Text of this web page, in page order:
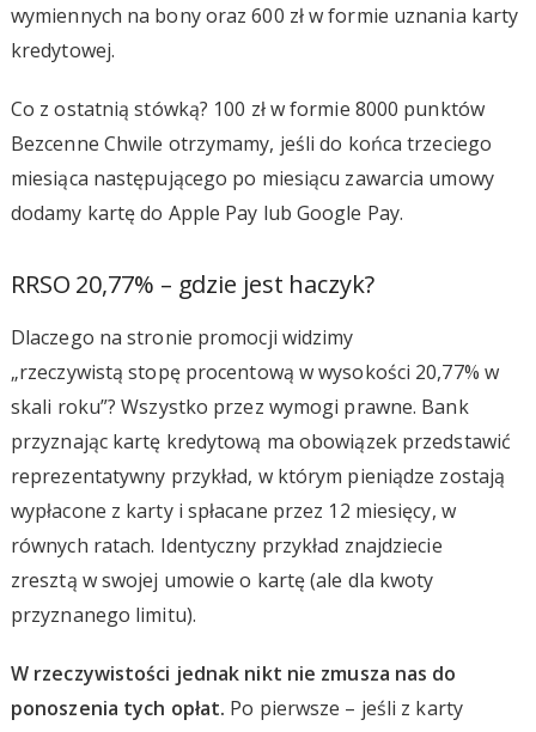
wymiennych na bony oraz 600 zł w formie uznania karty
kredytowej.
Co z ostatnią stówką? 100 zł w formie 8000 punktów
Bezcenne Chwile otrzymamy, jeśli do końca trzeciego
miesiąca następującego po miesiącu zawarcia umowy
dodamy kartę do Apple Pay lub Google Pay.
RRSO 20,77% – gdzie jest haczyk?
Dlaczego na stronie promocji widzimy
„rzeczywistą stopę procentową w wysokości 20,77% w
skali roku”? Wszystko przez wymogi prawne. Bank
przyznając kartę kredytową ma obowiązek przedstawić
reprezentatywny przykład, w którym pieniądze zostają
wypłacone z karty i spłacane przez 12 miesięcy, w
równych ratach. Identyczny przykład znajdziecie
zresztą w swojej umowie o kartę (ale dla kwoty
przyznanego limitu).
W rzeczywistości jednak nikt nie zmusza nas do
ponoszenia tych opłat. Po pierwsze – jeśli z karty